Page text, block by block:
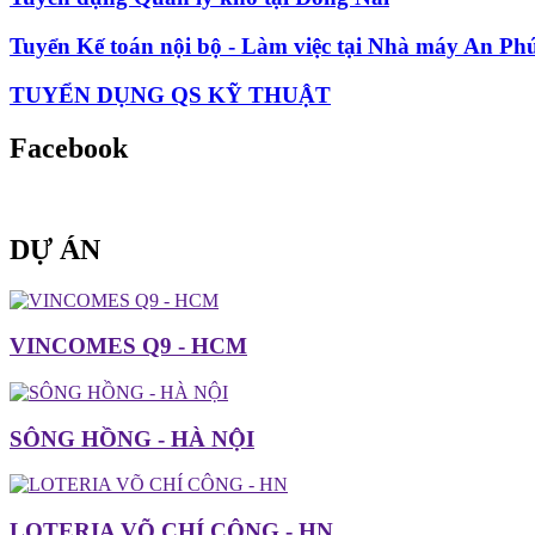
Tuyển Kế toán nội bộ - Làm việc tại Nhà máy An
TUYỂN DỤNG QS KỸ THUẬT
Facebook
DỰ ÁN
VINCOMES Q9 - HCM
SÔNG HỒNG - HÀ NỘI